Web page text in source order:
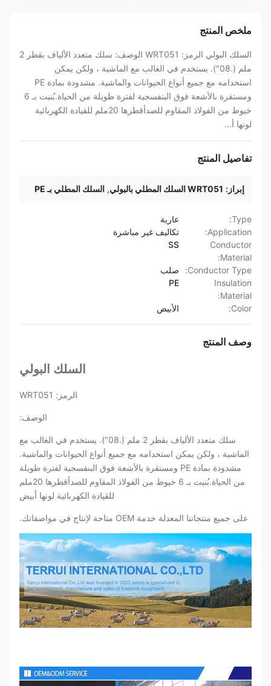
ملخص المنتج
السلك البولي الرمز: WRT051 الوصف: سلك متعدد الألياف بقطر 2
ملم (.08"). يستخدم في الغالب مع الماشية ، ولكن يمكن
استخدامه مع جميع أنواع الحيوانات والماشية. مشدودة بمادة PE
ومستقرة بالأشعة فوق البنفسجية لفترة طويلة من الحياة.بُنيت بـ 6
خيوط من الفولاذ المقاوم للصدأقطرها 20ملم للقيادة الكهربائية
لونها أ...
تفاصيل المنتج
إبراز: WRT051 السلك المطلي بالبولي , السلك المطلي بـ PE
Type:
عارية
Application:
تكاليف غير مباشرة
Conductor
Material:
SS
Conductor Type:
صلب
Insulation
Material:
PE
Color: الأبيض
وصف المنتج
السلك البولي
الرمز: WRT051
الوصف:
سلك متعدد الألياف بقطر 2 ملم (.08"). يستخدم في الغالب مع
الماشية ، ولكن يمكن استخدامه مع جميع أنواع الحيوانات والماشية.
مشدودة بمادة PE ومستقرة بالأشعة فوق البنفسجية لفترة طويلة
من الحياة.بُنيت بـ 6 خيوط من الفولاذ المقاوم للصدأقطرها 20ملم
للقيادة الكهربائية لونها أبيض
على جميع منتجاتنا المعدلة خدمة OEM متاحة لإنتاج في مواصفاتك.